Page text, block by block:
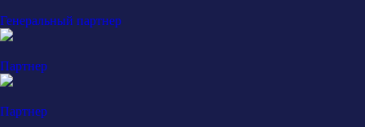
Генеральный партнер
Партнер
Партнер